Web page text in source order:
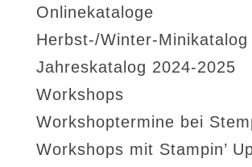
Onlinekataloge
Herbst-/Winter-Minikatalog
Jahreskatalog 2024-2025
Workshops
Workshoptermine bei
Workshops mit Stampin’